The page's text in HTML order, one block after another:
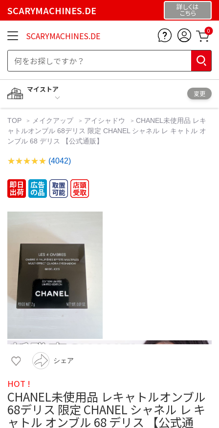
SCARYMACHINES.DE 詳しくは
こちら
SCARYMACHINES.DE 0
マイストア
変更
TOP メイクアップ アイシャドウ
CHANEL未使用品 レキ
ャトルオンブル 68デリス 限定 CHANEL シャネル レ キャトル オ
ンブル 68 デリス 【公式通販】
(4042)
シェア
HOT !
CHANEL未使用品 レキャトルオンブル
68デリス 限定 CHANEL シャネル レ キ
ャトル オンブル 68 デリス 【公式通